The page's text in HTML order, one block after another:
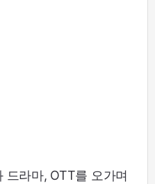
드라마, OTT를 오가며